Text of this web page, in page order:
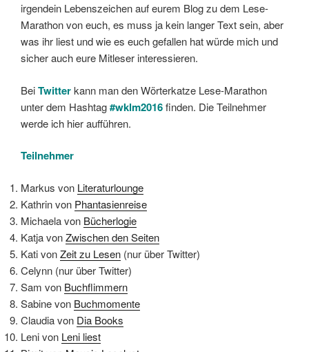
irgendein Lebenszeichen auf eurem Blog zu dem Lese-
Marathon von euch, es muss ja kein langer Text sein, aber
was ihr liest und wie es euch gefallen hat würde mich und
sicher auch eure Mitleser interessieren.
BeiTwitterkann man den Wörterkatze Lese-Marathon
unter dem Hashtag#wklm2016finden. Die Teilnehmer
werde ich hier aufführen.
Teilnehmer
Markus von Literaturlounge
Kathrin von Phantasienreise
Michaela von Bücherlogie
Katja vonZwischen den Seiten
Kati vonZeit zu Lesen (nur über Twitter)
Celynn (nur über Twitter)
Sam von Buchflimmern
Sabine von Buchmomente
Claudia von Dia Books
Leni von Leni liest